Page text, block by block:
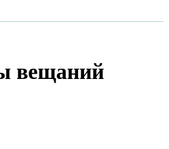
вещаний